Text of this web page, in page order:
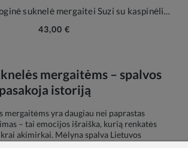
Žydra tiulinė proginė suknelė mergaitei Suzi su kaspinėliais ir blizgučių raštu
43,00 €
mergaitėms – spalvos
istoriją
mergaitėms yra daugiau nei paprastas
– tai emocijos išraiška, kurią renkatės
akimirkai. Mėlyna spalva Lietuvos